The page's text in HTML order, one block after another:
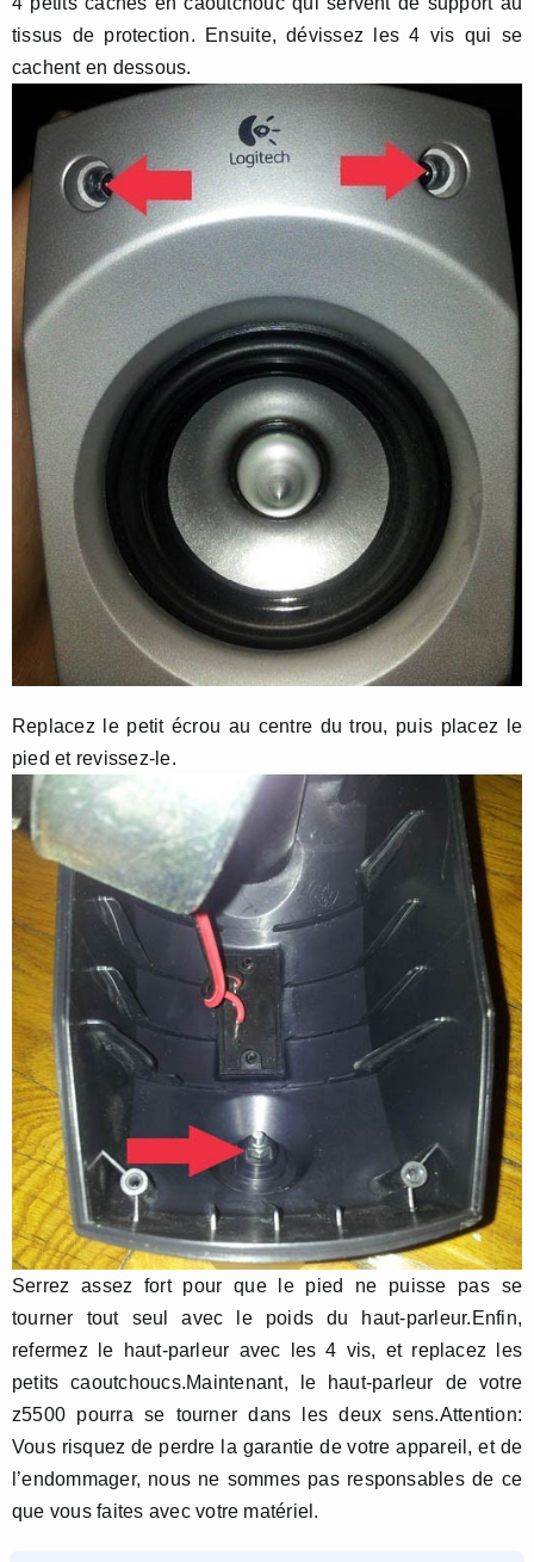
tissus de protection. Ensuite, dévissez les 4 vis qui se
cachent en dessous.
Replacez le petit écrou au centre du trou, puis placez le
pied et revissez-le.
Serrez assez fort pour que le pied ne puisse pas se
tourner tout seul avec le poids du haut-parleur.Enfin,
refermez le haut-parleur avec les 4 vis, et replacez les
petits caoutchoucs.Maintenant, le haut-parleur de votre
z5500 pourra se tourner dans les deux sens.Attention:
Vous risquez de perdre la garantie de votre appareil, et de
l’endommager, nous ne sommes pas responsables de ce
que vous faites avec votre matériel.